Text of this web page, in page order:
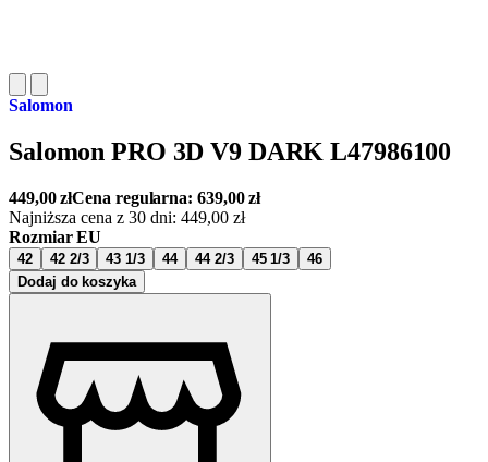
Salomon
Salomon PRO 3D V9 DARK L47986100
449,00złCena regularna:639,00zł
Najniższa cena z 30 dni: 449,00 zł
Rozmiar EU
42 42 2/3 43 1/3 44 44 2/3 45 1/3
46
Dodaj do koszyka